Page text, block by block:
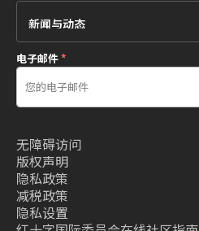
电子邮件*
无障碍访问
版权声明
隐私政策
减税政策
隐私设置